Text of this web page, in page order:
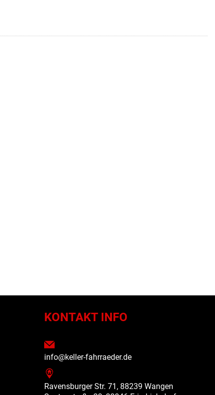
KONTAKT INFO
info@keller-fahrraeder.de
Ravensburger Str. 71, 88239 Wangen